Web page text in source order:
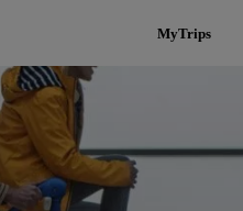
MyTrips